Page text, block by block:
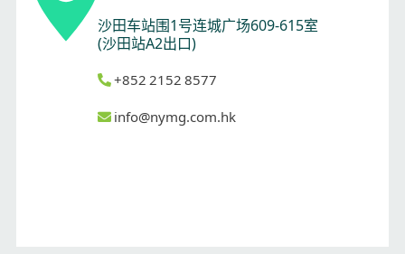
沙田车站围1号连城广场609-615室
(沙田站A2出口)
+852 2152 8577
info@nymg.com.hk